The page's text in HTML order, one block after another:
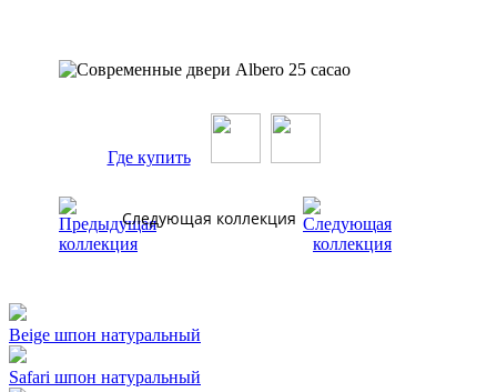
Где купить
Следующая коллекция
Beige шпон натуральный
Safari шпон натуральный